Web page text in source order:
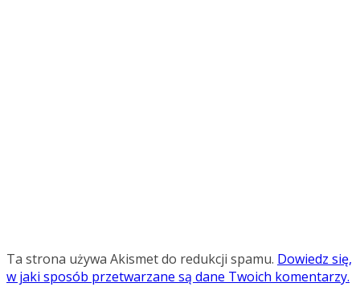
Ta strona używa Akismet do redukcji spamu. Dowiedz się,
w jaki sposób przetwarzane są dane Twoich komentarzy.